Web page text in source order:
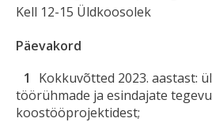
Kell 12-15 Üldkoosolek
Päevakord
Kokkuvõtted 2023. aastast:
töörühmade ja esindajate
koostööprojektidest;